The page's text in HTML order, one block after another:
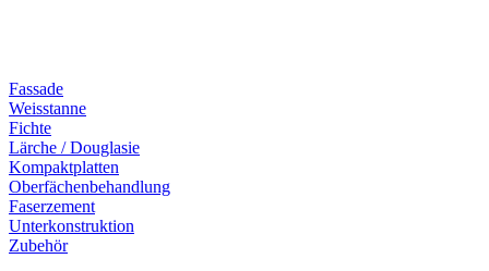
Fassade
Weisstanne
Fichte
Lärche / Douglasie
Kompaktplatten
Oberfächenbehandlung
Faserzement
Unterkonstruktion
Zubehör